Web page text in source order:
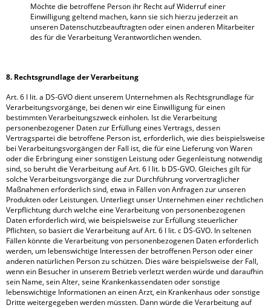
Möchte die betroffene Person ihr Recht auf Widerruf einer
Einwilligung geltend machen, kann sie sich hierzu jederzeit an
unseren Datenschutzbeauftragten oder einen anderen Mitarbeiter
des für die Verarbeitung Verantwortlichen wenden.
8. Rechtsgrundlage der Verarbeitung
Art. 6 I lit. a DS-GVO dient unserem Unternehmen als Rechtsgrundlage für
Verarbeitungsvorgänge, bei denen wir eine Einwilligung für einen
bestimmten Verarbeitungszweck einholen. Ist die Verarbeitung
personenbezogener Daten zur Erfüllung eines Vertrags, dessen
Vertragspartei die betroffene Person ist, erforderlich, wie dies beispielsweise
bei Verarbeitungsvorgängen der Fall ist, die für eine Lieferung von Waren
oder die Erbringung einer sonstigen Leistung oder Gegenleistung notwendig
sind, so beruht die Verarbeitung auf Art. 6 I lit. b DS-GVO. Gleiches gilt für
solche Verarbeitungsvorgänge die zur Durchführung vorvertraglicher
Maßnahmen erforderlich sind, etwa in Fällen von Anfragen zur unseren
Produkten oder Leistungen. Unterliegt unser Unternehmen einer rechtlichen
Verpflichtung durch welche eine Verarbeitung von personenbezogenen
Daten erforderlich wird, wie beispielsweise zur Erfüllung steuerlicher
Pflichten, so basiert die Verarbeitung auf Art. 6 I lit. c DS-GVO. In seltenen
Fällen könnte die Verarbeitung von personenbezogenen Daten erforderlich
werden, um lebenswichtige Interessen der betroffenen Person oder einer
anderen natürlichen Person zu schützen. Dies wäre beispielsweise der Fall,
wenn ein Besucher in unserem Betrieb verletzt werden würde und daraufhin
sein Name, sein Alter, seine Krankenkassendaten oder sonstige
lebenswichtige Informationen an einen Arzt, ein Krankenhaus oder sonstige
Dritte weitergegeben werden müssten. Dann würde die Verarbeitung auf